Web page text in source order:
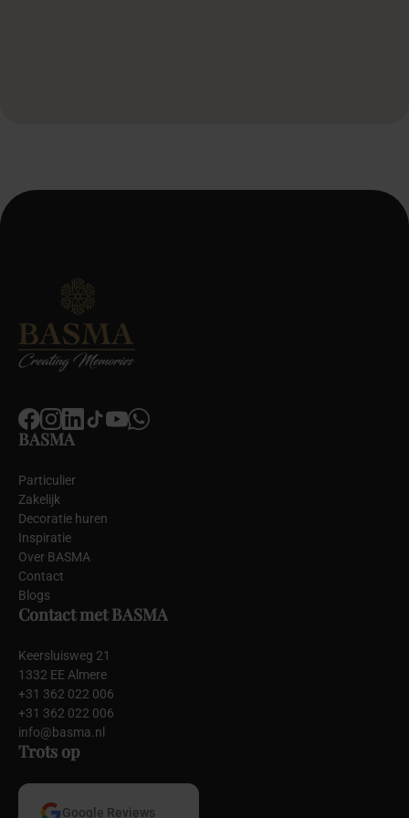
BASMA
Particulier
Zakelijk
Decoratie huren
Inspiratie
Over BASMA
Contact
Blogs
Contact met BASMA
Keersluisweg 21
1332 EE Almere
+31 362 022 006
+31 362 022 006
info@basma.nl
Trots op
Google Reviews